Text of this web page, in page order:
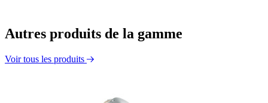
Autres produits de la gamme
Voir tous les produits